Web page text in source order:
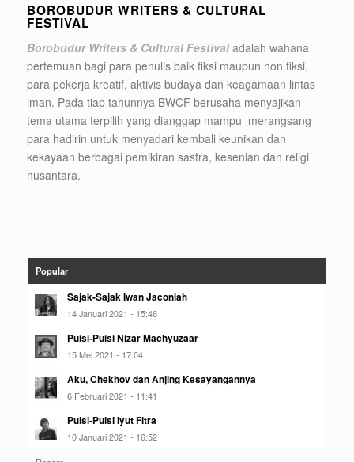
BOROBUDUR WRITERS & CULTURAL
FESTIVAL
Borobudur Writers & Cultural Festivaladalah wahana
pertemuan bagi para penulis baik fiksi maupun non fiksi,
para pekerja kreatif, aktivis budaya dan keagamaan lintas
iman. Pada tiap tahunnya BWCF berusaha menyajikan
tema utama terpilih yang dianggap mampu merangsang
para hadirin untuk menyadari kembali keunikan dan
kekayaan berbagai pemikiran sastra, kesenian dan religi
nusantara.
Popular
Sajak-Sajak Iwan Jaconiah
14 Januari 2021 - 15:46
Puisi-Puisi Nizar Machyuzaar
15 Mei 2021 - 17:04
Aku, Chekhov dan Anjing Kesayangannya
6 Februari 2021 - 11:41
Puisi-Puisi Iyut Fitra
10 Januari 2021 - 16:52